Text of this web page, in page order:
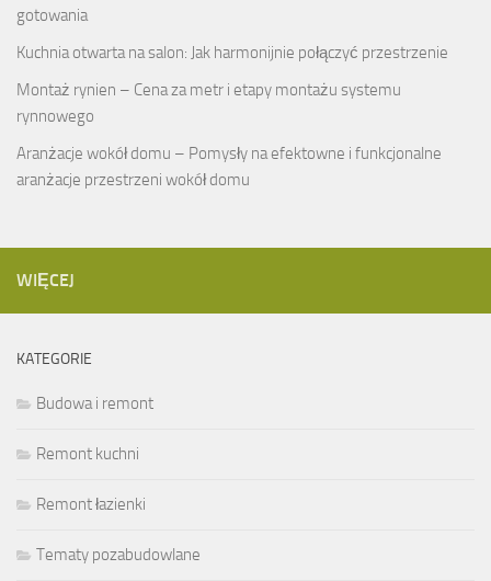
gotowania
Kuchnia otwarta na salon: Jak harmonijnie połączyć przestrzenie
Montaż rynien – Cena za metr i etapy montażu systemu
rynnowego
Aranżacje wokół domu – Pomysły na efektowne i funkcjonalne
aranżacje przestrzeni wokół domu
WIĘCEJ
KATEGORIE
Budowa i remont
Remont kuchni
Remont łazienki
Tematy pozabudowlane